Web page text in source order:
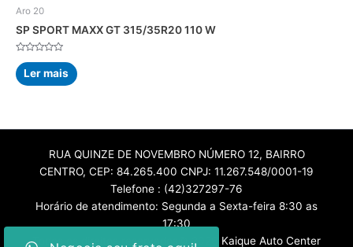
Aro 20
SP SPORT MAXX GT 315/35R20 110 W
Avaliação
0
de
5
Ler mais
RUA QUINZE DE NOVEMBRO NÚMERO 12, BAIRRO
CENTRO, CEP: 84.265.400 CNPJ: 11.267.548/0001-19
Telefone : (42)327297-76
Horário de atendimento: Segunda a Sexta-feira 8:30 as
17:30
Todos os direitos reservados© 2026 Kaique Auto Center